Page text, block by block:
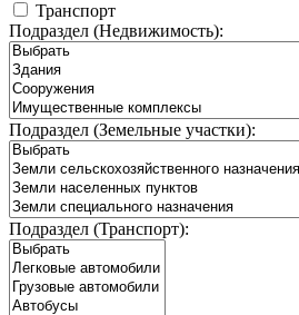
Транспорт
Подраздел (Недвижимость):
Подраздел (Земельные участки):
Подраздел (Транспорт):